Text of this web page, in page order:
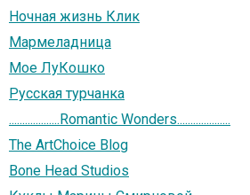
Ночная жизнь Клик
Мармеладница
Мое ЛуКошко
Русская турчанка
...................Romantic Wonders....................
The ArtChoice Blog
Bone Head Studios